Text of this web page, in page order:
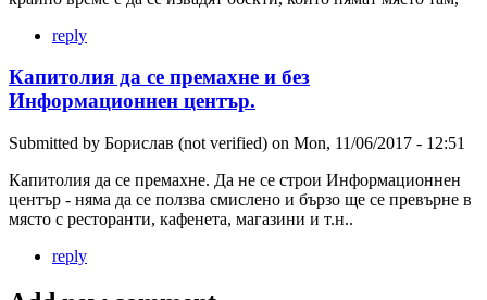
reply
Капитолия да се премахне и без
Информационнен център.
Submitted by Борислав (not verified) on Mon, 11/06/2017 - 12:51
Капитолия да се премахне. Да не се строи Информационнен
център - няма да се ползва смислено и бързо ще се превърне в
място с ресторанти, кафенета, магазини и т.н..
reply